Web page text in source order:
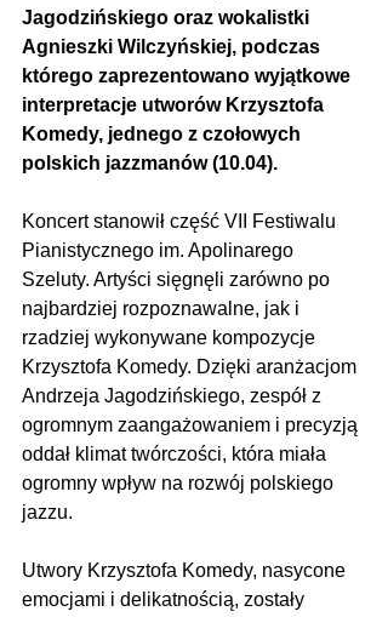
Jagodzińskiego oraz wokalistki
Agnieszki Wilczyńskiej, podczas
którego zaprezentowano wyjątkowe
interpretacje utworów Krzysztofa
Komedy, jednego z czołowych
polskich jazzmanów (10.04).
Koncert stanowił część VII Festiwalu
Pianistycznego im. Apolinarego
Szeluty. Artyści sięgnęli zarówno po
najbardziej rozpoznawalne, jak i
rzadziej wykonywane kompozycje
Krzysztofa Komedy. Dzięki aranżacjom
Andrzeja Jagodzińskiego, zespół z
ogromnym zaangażowaniem i precyzją
oddał klimat twórczości, która miała
ogromny wpływ na rozwój polskiego
jazzu.
Utwory Krzysztofa Komedy, nasycone
emocjami i delikatnością, zostały